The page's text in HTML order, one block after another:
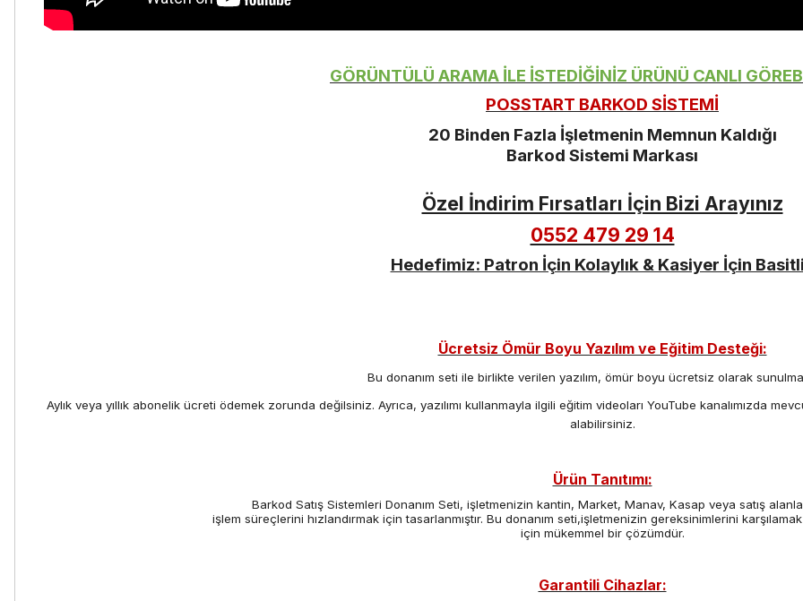
GÖRÜNTÜLÜ ARAMA İLE İSTEDİĞİNİZ ÜRÜNÜ CANLI
POSSTART BARKOD SİSTEMİ
20 Binden Fazla İşletmenin Memnun Kaldığı
Barkod Sistemi Markası
Özel İndirim Fırsatları İçin Bizi Arayınız
0552 479 29 14
Hedefimiz: Patron İçin Kolaylık & Kasiyer İçin
Ücretsiz Ömür Boyu Yazılım ve Eğitim Desteği:
Bu donanım seti ile birlikte verilen yazılım, ömür boyu ücretsiz olarak
Aylık veya yıllık abonelik ücreti ödemek zorunda değilsiniz. Ayrıca, yazılımı kullanmayla ilgili eğitim videoları YouTube kanalımızda
alabilirsiniz.
Ürün Tanıtımı:
Barkod Satış Sistemleri Donanım Seti, işletmenizin kantin, Market, Manav, Kasap veya satış
işlem süreçlerini hızlandırmak için tasarlanmıştır. Bu donanım seti,işletmenizin gereksinimlerini
için mükemmel bir çözümdür.
Garantili Cihazlar: